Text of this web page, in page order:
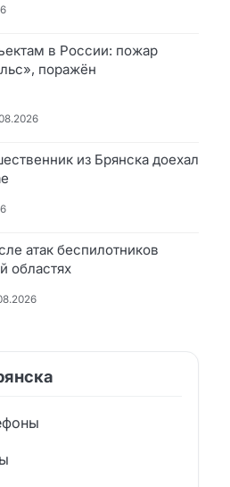
в России: пожар
поражён
из Брянска доехал
атак беспилотников
областях